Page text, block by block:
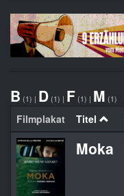
B (1) | D (1) | F (1) | M (1)
Filmplakat Titel
Moka